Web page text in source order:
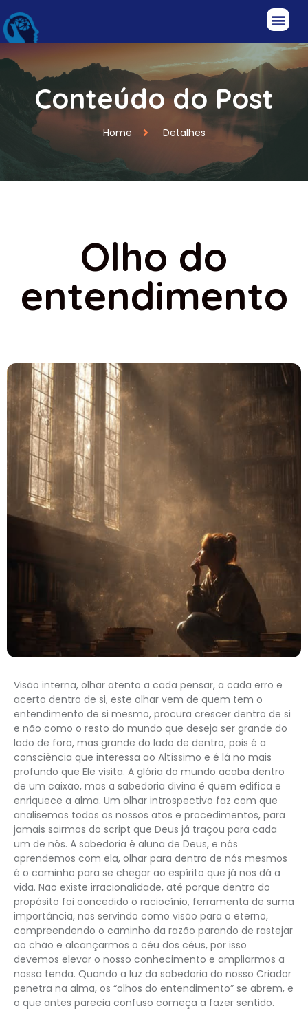
Conteúdo do Post
Home Detalhes
Olho do
entendimento
Visão interna, olhar atento a cada pensar, a cada erro e
acerto dentro de si, este olhar vem de quem tem o
entendimento de si mesmo, procura crescer dentro de si
e não como o resto do mundo que deseja ser grande do
lado de fora, mas grande do lado de dentro, pois é a
consciência que interessa ao Altíssimo e é lá no mais
profundo que Ele visita. A glória do mundo acaba dentro
de um caixão, mas a sabedoria divina é quem edifica e
enriquece a alma. Um olhar introspectivo faz com que
analisemos todos os nossos atos e procedimentos, para
jamais sairmos do script que Deus já traçou para cada
um de nós. A sabedoria é aluna de Deus, e nós
aprendemos com ela, olhar para dentro de nós mesmos
é o caminho para se chegar ao espírito que já nos dá a
vida. Não existe irracionalidade, até porque dentro do
propósito foi concedido o raciocínio, ferramenta de suma
importância, nos servindo como visão para o eterno,
compreendendo o caminho da razão parando de rastejar
ao chão e alcançarmos o céu dos céus, por isso
devemos elevar o nosso conhecimento e ampliarmos a
nossa tenda. Quando a luz da sabedoria do nosso Criador
penetra na alma, os “olhos do entendimento” se abrem, e
o que antes parecia confuso começa a fazer sentido.